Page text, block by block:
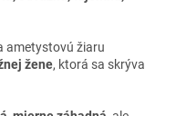
ametystovú žiaru
žene, ktorá sa skrýva